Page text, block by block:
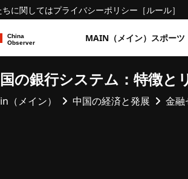
ちに関してはプライバシーポリシー ［ルール］
MAIN（メイン） スポーツ
の銀行システム：特徴と
（メイン） 中国の経済と発展 金融